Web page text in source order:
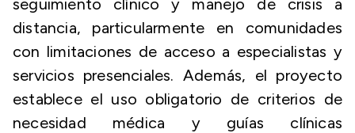
seguimiento clínico y manejo de crisis a
distancia, particularmente en comunidades
con limitaciones de acceso a especialistas y
servicios presenciales. Además, el proyecto
establece el uso obligatorio de criterios de
necesidad médica y guías clínicas